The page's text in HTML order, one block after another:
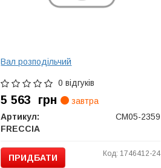
Вал розподільчий
0 відгуків
5 563 грн
завтра
Артикул:
CM05-2359
FRECCIA
ПРИДБАТИ Код: 1746412-24